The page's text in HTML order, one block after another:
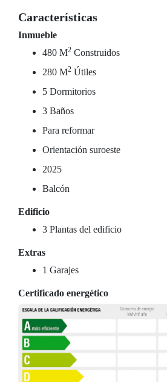
Características
Inmueble
480 M2 Construidos
280 M2 Útiles
5 Dormitorios
3 Baños
Para reformar
Orientación suroeste
2025
Balcón
Edificio
3 Plantas del edificio
Extras
1 Garajes
Certificado energético